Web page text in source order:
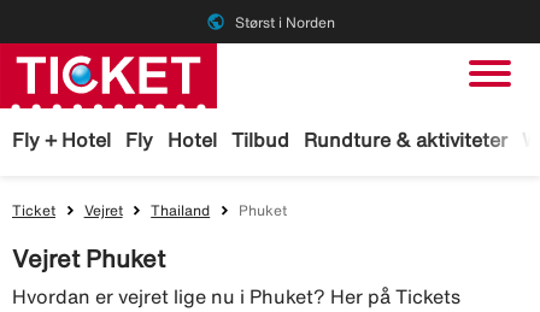
public Størst i Norden
Fly + Hotel Fly Hotel Tilbud Rundture & aktiviteter
Ticket Vejret Thailand Phuket
Vejret Phuket
Hvordan er vejret lige nu i Phuket? Her på Tickets